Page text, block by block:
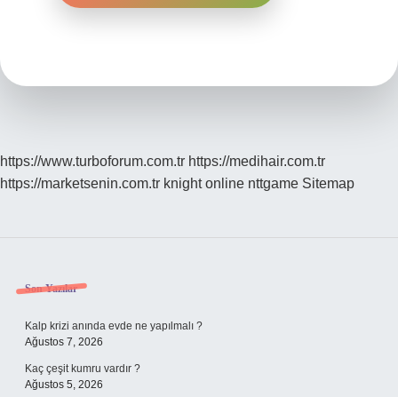
https://www.turboforum.com.tr https://medihair.com.tr
https://marketsenin.com.tr knight online nttgame Sitemap
Sidebar
Son Yazılar
Kalp krizi anında evde ne yapılmalı ?
Ağustos 7, 2026
Kaç çeşit kumru vardır ?
Ağustos 5, 2026